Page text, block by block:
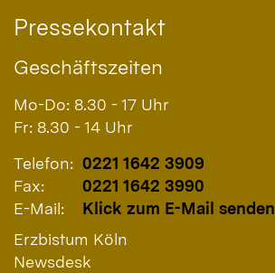
Pressekontakt
Geschäftszeiten
Mo-Do: 8.30 - 17 Uhr
Fr: 8.30 - 14 Uhr
Telefon: 0221 1642 3909
Fax:
0221 1642 3990
E-Mail:
Klick zum E-Mail senden
Erzbistum Köln
Newsdesk